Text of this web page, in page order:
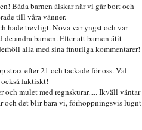
Båda barnen älskar när vi går bort och
till våra vänner.
hade trevligt. Nova var yngst och var
de andra barnen. Efter att barnen ätit
alla med sina finurliga kommentarer!
strax efter 21 och tackade för oss. Väl
också faktiskt!
och mulet med regnskurar..... Ikväll väntar
och det blir bara vi, förhoppningsvis lugnt